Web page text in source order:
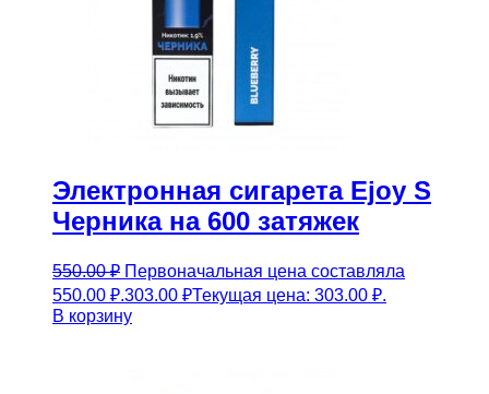
Электронная сигарета Ejoy S
Черника на 600 затяжек
550.00₽ Первоначальная цена составляла
550.00 ₽.303.00 ₽Текущая цена: 303.00 ₽.
В корзину